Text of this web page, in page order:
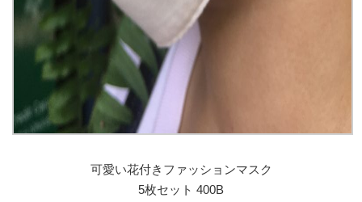
可愛い花付きファッションマスク
5枚セット 400B